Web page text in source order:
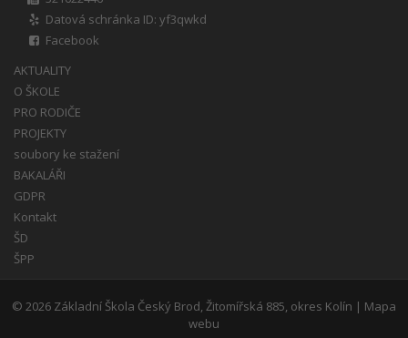
Datová schránka ID: yf3qwkd
Facebook
AKTUALITY
O ŠKOLE
PRO RODIČE
PROJEKTY
soubory ke stažení
BAKALÁŘI
GDPR
Kontakt
ŠD
ŠPP
© 2026 Základní Škola Český Brod, Žitomířská 885, okres Kolín | Mapa
webu